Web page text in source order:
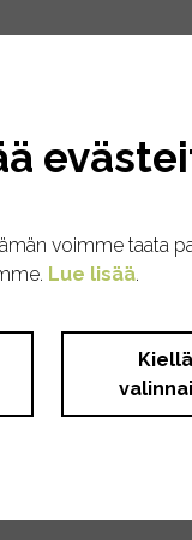
5% ruhoa),
11,5%
kosteutta.
voimme taata
Lue lisää.